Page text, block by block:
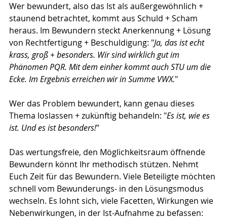
Wer bewundert, also das Ist als außergewöhnlich +
staunend betrachtet, kommt aus Schuld + Scham
heraus. Im Bewundern steckt Anerkennung + Lösung
von Rechtfertigung + Beschuldigung: "Ja, das ist echt
krass, groß + besonders. Wir sind wirklich gut im
Phänomen PQR. Mit dem einher kommt auch STU um die
Ecke. Im Ergebnis erreichen wir in Summe VWX."
Wer das Problem bewundert, kann genau dieses
Thema loslassen + zukünftig behandeln: "Es ist, wie es
ist. Und es ist besonders!"
Das wertungsfreie, den Möglichkeitsraum öffnende
Bewundern könnt Ihr methodisch stützen. Nehmt
Euch Zeit für das Bewundern. Viele Beteiligte möchten
schnell vom Bewunderungs- in den Lösungsmodus
wechseln. Es lohnt sich, viele Facetten, Wirkungen wie
Nebenwirkungen, in der Ist-Aufnahme zu befassen: